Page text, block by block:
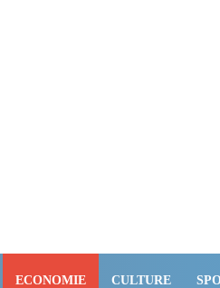
ECONOMIE CULTURE